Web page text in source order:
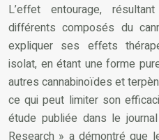
L’effet entourage,
différents composés du
expliquer ses effets
isolat, en étant une forme
autres cannabinoïdes et
ce qui peut limiter son
étude publiée dans le
Research » a démontré que